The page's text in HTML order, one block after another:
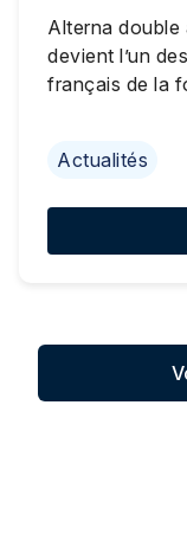
Alterna
devient l’un
français de la
Actualités